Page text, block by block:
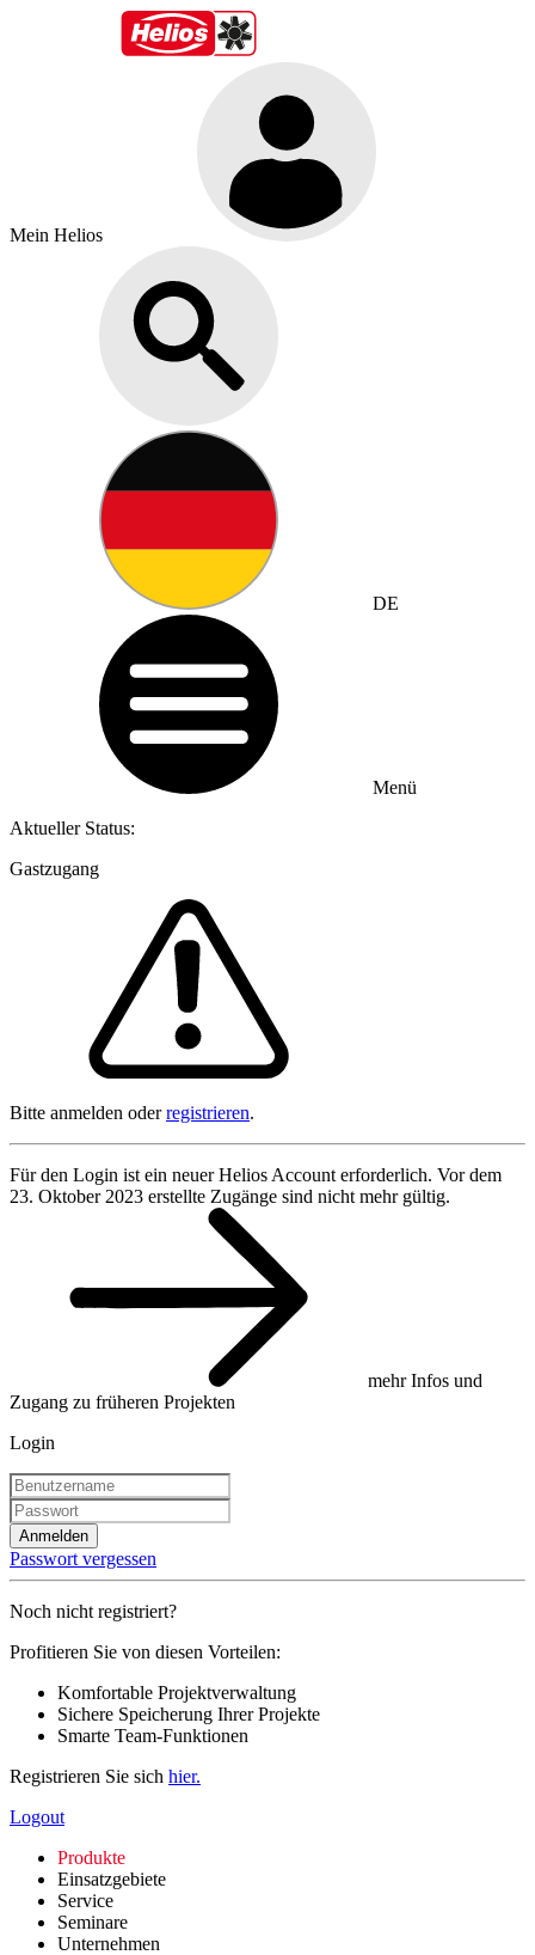
Mein Helios
DE
Menü
Aktueller Status:
Gastzugang
Bitte anmelden oderregistrieren.
Für den Login ist ein neuer Helios Account erforderlich. Vor dem
23. Oktober 2023 erstellte Zugänge sind nicht mehr gültig.
mehr Infos und
Zugang zu früheren Projekten
Login
Anmelden
Passwort vergessen
Noch nicht registriert?
Profitieren Sie von diesen Vorteilen:
Komfortable Projektverwaltung
Sichere Speicherung Ihrer Projekte
Smarte Team-Funktionen
Registrieren Sie sich hier.
Logout
Produkte
Einsatzgebiete
Service
Seminare
Unternehmen